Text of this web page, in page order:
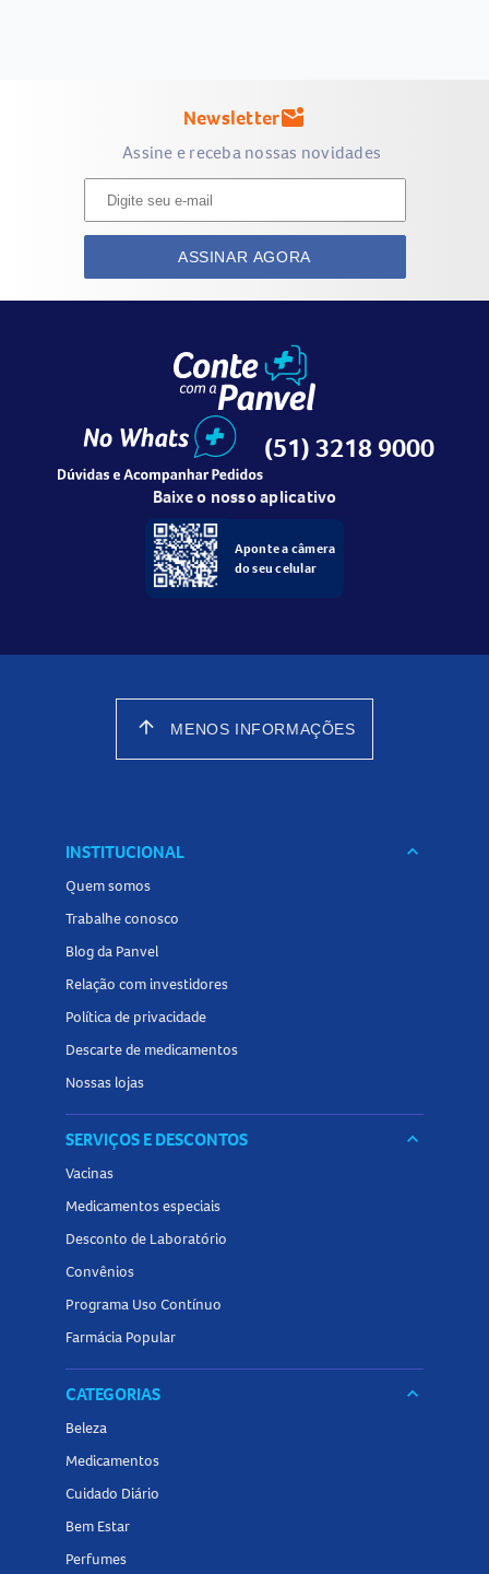
Newslettermark_email_unread
Assine e receba nossas novidades
ASSINAR AGORA
(51) 3218 9000
Baixe o nosso aplicativo
Aponte a câmera
do seu celular
arrow_upward MENOS INFORMAÇÕES
INSTITUCIONAL keyboard_arrow_down
Quem somos
Trabalhe conosco
Blog da Panvel
Relação com investidores
Política de privacidade
Descarte de medicamentos
Nossas lojas
SERVIÇOS E DESCONTOS keyboard_arrow_down
Vacinas
Medicamentos especiais
Desconto de Laboratório
Convênios
Programa Uso Contínuo
Farmácia Popular
CATEGORIAS keyboard_arrow_down
Beleza
Medicamentos
Cuidado Diário
Bem Estar
Perfumes